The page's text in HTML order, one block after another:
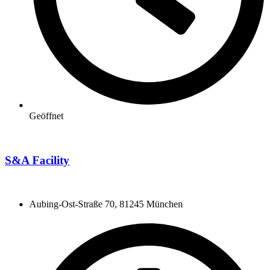
Geöffnet
S&A Facility
Aubing-Ost-Straße 70, 81245 München